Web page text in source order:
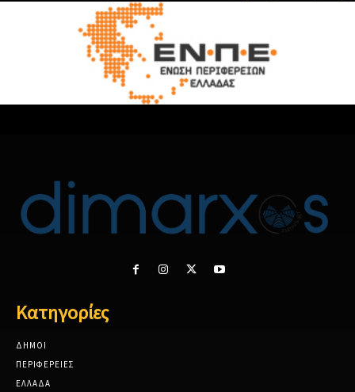
Κατηγορίες
ΔΗΜΟΙ
ΠΕΡΙΦΕΡΕΙΕΣ
ΕΛΛΑΔΑ